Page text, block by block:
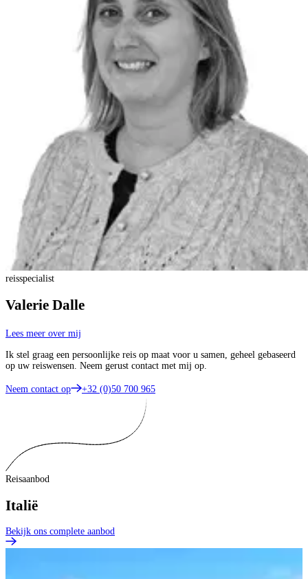
reisspecialist
Valerie Dalle
Lees meer over mij
Ik stel graag een persoonlijke reis op maat voor u samen, geheel gebaseerd
op uw reiswensen. Neem gerust contact met mij op.
Neem contact op +32 (0)50 700 965
Reisaanbod
Italië
Bekijk ons complete aanbod